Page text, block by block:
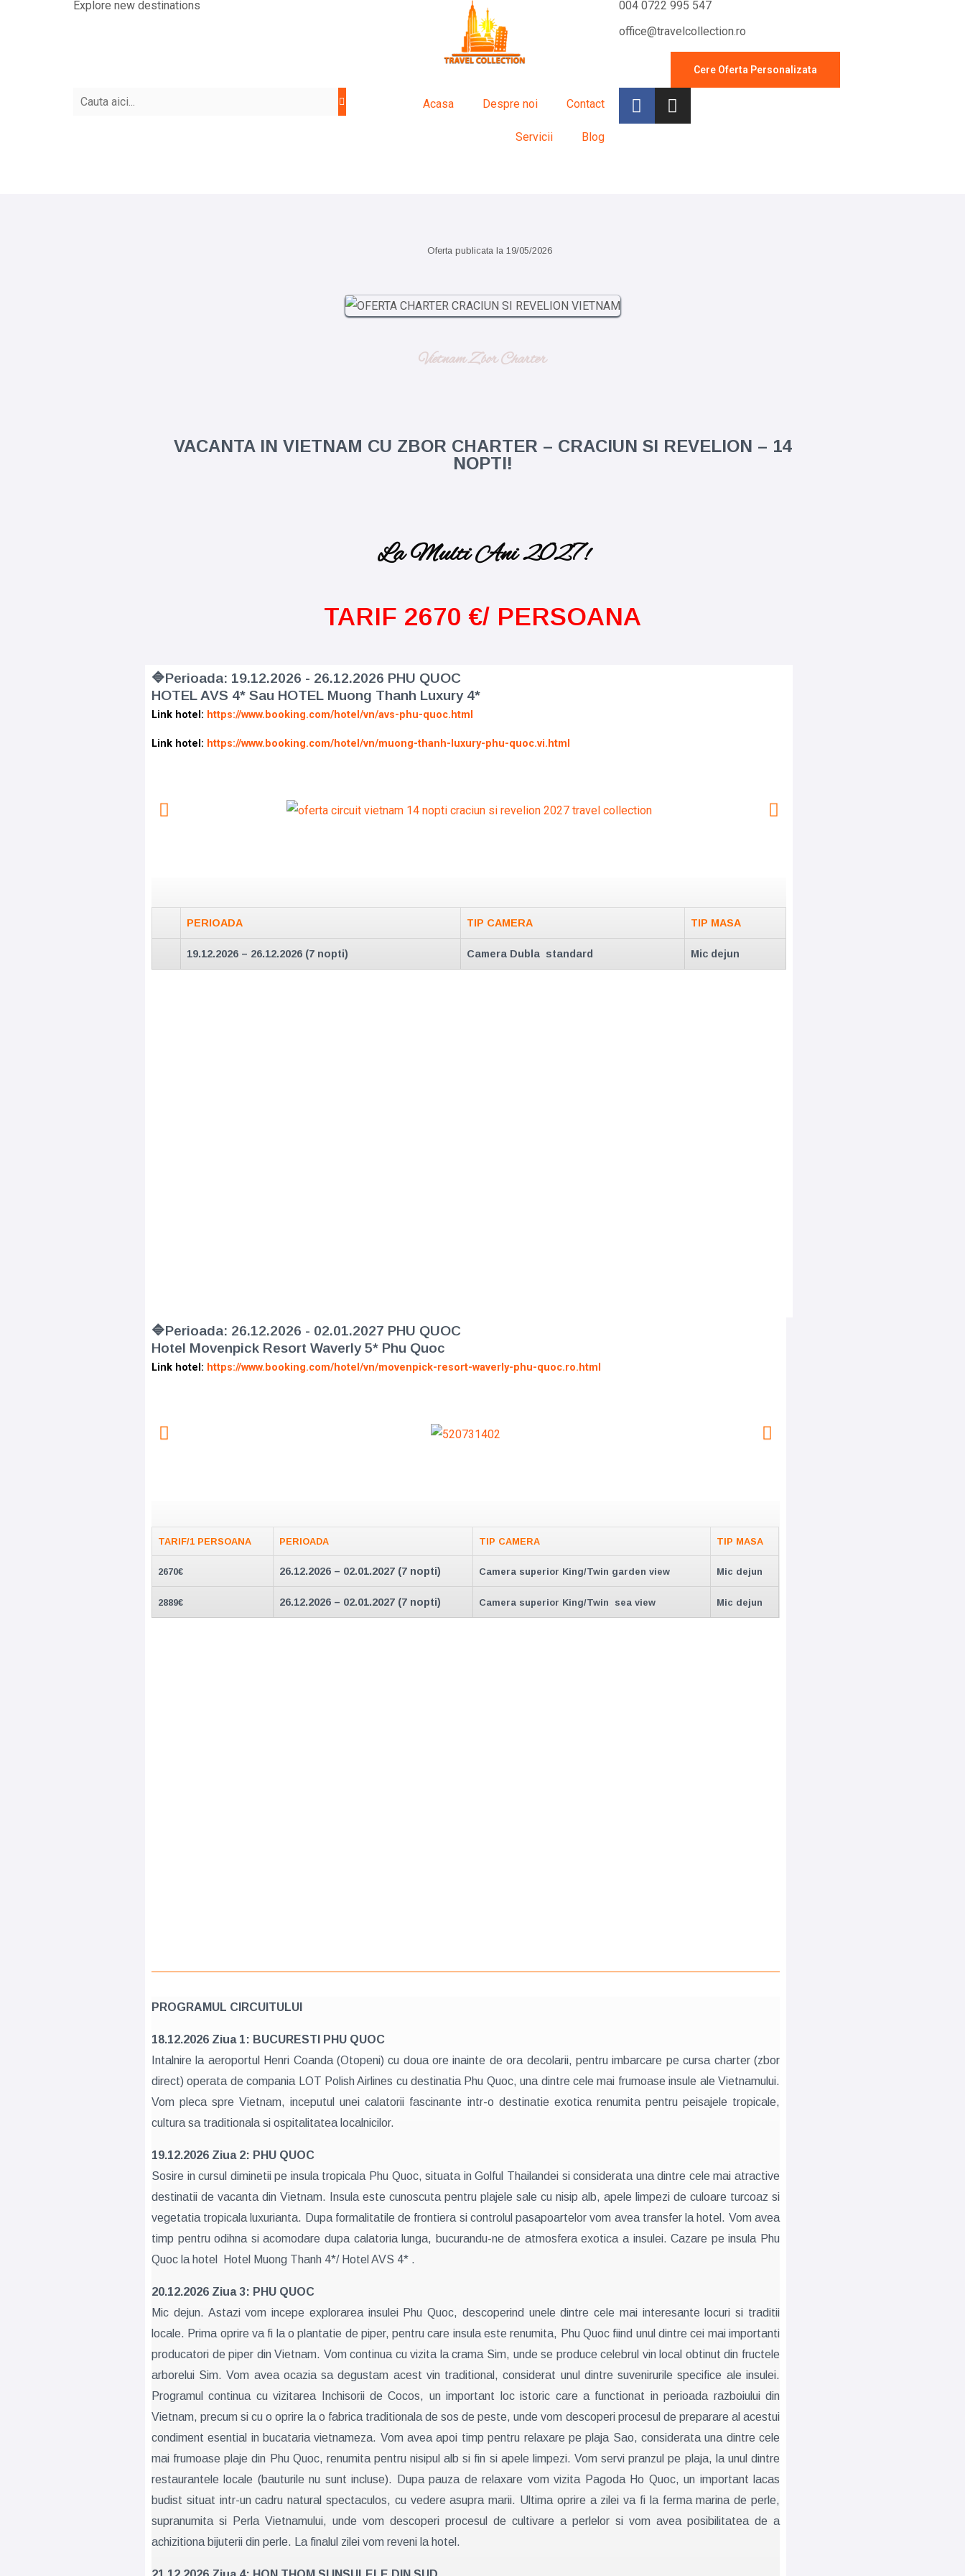
Explore new destinations
004 0722 995 547
office@travelcollection.ro
Cere Oferta Personalizata
Acasa Despre noi Contact
Servicii Blog
Oferta publicata la19/05/2026
Vietnam Zbor Charter
VACANTA IN VIETNAM CU ZBOR CHARTER – CRACIUN SI REVELION – 14
NOPTI!
La Multi Ani 2027!
TARIF 2670 €/ PERSOANA
🔷Perioada: 19.12.2026 - 26.12.2026 PHU QUOC
HOTEL AVS 4* Sau HOTEL Muong Thanh Luxury 4*
Link hotel: https://www.booking.com/hotel/vn/avs-phu-quoc.html
Link hotel: https://www.booking.com/hotel/vn/muong-thanh-luxury-phu-quoc.vi.html
PERIOADA TIP CAMERA TIP MASA
19.12.2026 – 26.12.2026 (7 nopti) Camera Dubla standard Mic dejun
🔷Perioada: 26.12.2026 - 02.01.2027 PHU QUOC
Hotel Movenpick Resort Waverly 5* Phu Quoc
Link hotel: https://www.booking.com/hotel/vn/movenpick-resort-waverly-phu-quoc.ro.html
TARIF/1 PERSOANA PERIOADA TIP CAMERA TIP MASA
2670€ 26.12.2026 – 02.01.2027 (7 nopti) Camera superior King/Twin garden view Mic dejun
2889€ 26.12.2026 – 02.01.2027 (7 nopti) Camera superior King/Twin sea view Mic dejun
PROGRAMUL CIRCUITULUI
18.12.2026 Ziua 1: BUCURESTI PHU QUOC
Intalnire la aeroportul Henri Coanda (Otopeni) cu doua ore inainte de ora decolarii, pentru imbarcare pe cursa charter (zbor
direct) operata de compania LOT Polish Airlines cu destinatia Phu Quoc, una dintre cele mai frumoase insule ale Vietnamului.
Vom pleca spre Vietnam, inceputul unei calatorii fascinante intr-o destinatie exotica renumita pentru peisajele tropicale,
cultura sa traditionala si ospitalitatea localnicilor.
19.12.2026 Ziua 2: PHU QUOC
Sosire in cursul diminetii pe insula tropicala Phu Quoc, situata in Golful Thailandei si considerata una dintre cele mai atractive
destinatii de vacanta din Vietnam. Insula este cunoscuta pentru plajele sale cu nisip alb, apele limpezi de culoare turcoaz si
vegetatia tropicala luxurianta. Dupa formalitatile de frontiera si controlul pasapoartelor vom avea transfer la hotel. Vom avea
timp pentru odihna si acomodare dupa calatoria lunga, bucurandu-ne de atmosfera exotica a insulei. Cazare pe insula Phu
Quoc la hotel Hotel Muong Thanh 4*/ Hotel AVS 4* .
20.12.2026 Ziua 3: PHU QUOC
Mic dejun. Astazi vom incepe explorarea insulei Phu Quoc, descoperind unele dintre cele mai interesante locuri si traditii
locale. Prima oprire va fi la o plantatie de piper, pentru care insula este renumita, Phu Quoc fiind unul dintre cei mai importanti
producatori de piper din Vietnam. Vom continua cu vizita la crama Sim, unde se produce celebrul vin local obtinut din fructele
arborelui Sim. Vom avea ocazia sa degustam acest vin traditional, considerat unul dintre suvenirurile specifice ale insulei.
Programul continua cu vizitarea Inchisorii de Cocos, un important loc istoric care a functionat in perioada razboiului din
Vietnam, precum si cu o oprire la o fabrica traditionala de sos de peste, unde vom descoperi procesul de preparare al acestui
condiment esential in bucataria vietnameza. Vom avea apoi timp pentru relaxare pe plaja Sao, considerata una dintre cele
mai frumoase plaje din Phu Quoc, renumita pentru nisipul alb si fin si apele limpezi. Vom servi pranzul pe plaja, la unul dintre
restaurantele locale (bauturile nu sunt incluse). Dupa pauza de relaxare vom vizita Pagoda Ho Quoc, un important lacas
budist situat intr-un cadru natural spectaculos, cu vedere asupra marii. Ultima oprire a zilei va fi la ferma marina de perle,
supranumita si Perla Vietnamului, unde vom descoperi procesul de cultivare a perlelor si vom avea posibilitatea de a
achizitiona bijuterii din perle. La finalul zilei vom reveni la hotel.